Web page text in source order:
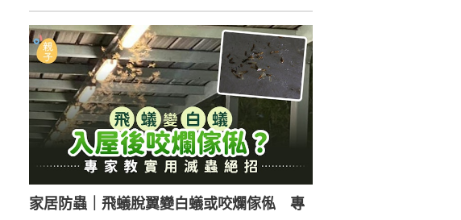
家居防蟲｜飛蟻脫翼變白蟻或咬爛傢俬 專